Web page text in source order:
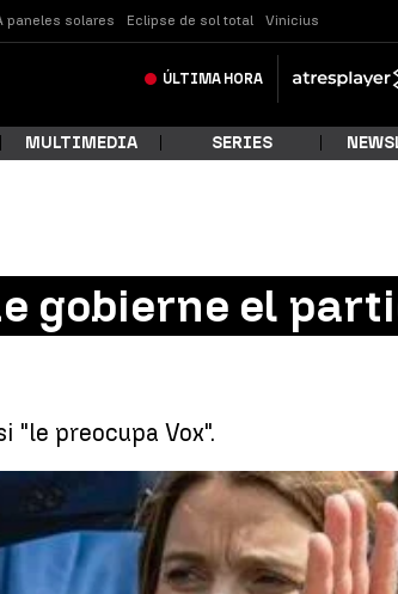
paneles solares Eclipse de sol total Vinicius
ÚLTIMA HORA
MULTIMEDIA SERIES
gobierne el
"le preocupa Vox".
PSOE para que gobierne el partido con la lista más